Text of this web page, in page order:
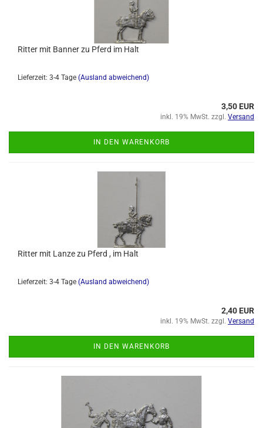
Ritter mit Banner zu Pferd im Halt
Lieferzeit: 3-4 Tage (Ausland abweichend)
3,50 EUR
inkl. 19% MwSt. zzgl. Versand
IN DEN WARENKORB
Ritter mit Lanze zu Pferd , im Halt
Lieferzeit: 3-4 Tage (Ausland abweichend)
2,40 EUR
inkl. 19% MwSt. zzgl. Versand
IN DEN WARENKORB